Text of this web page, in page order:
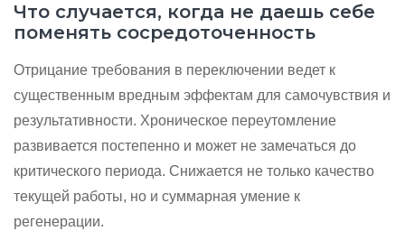
Что случается, когда не даешь себе
поменять сосредоточенность
Отрицание требования в переключении ведет к
существенным вредным эффектам для самочувствия и
результативности. Хроническое переутомление
развивается постепенно и может не замечаться до
критического периода. Снижается не только качество
текущей работы, но и суммарная умение к
регенерации.